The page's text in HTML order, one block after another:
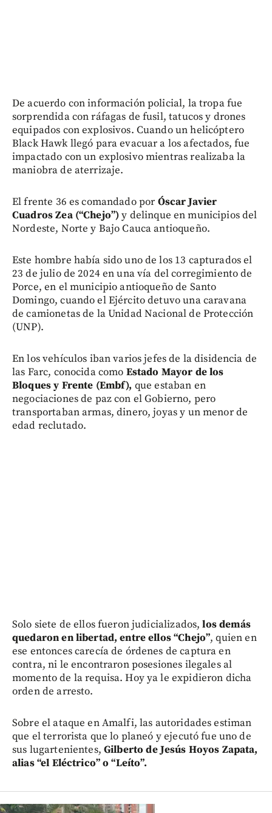
De acuerdo con información policial, la tropa fue
sorprendida con ráfagas de fusil, tatucos y drones
equipados con explosivos. Cuando un helicóptero
Black Hawk llegó para evacuar a los afectados, fue
impactado con un explosivo mientras realizaba la
maniobra de aterrizaje.
El frente 36 es comandado por Óscar Javier
Cuadros Zea (“Chejo”)y delinque en municipios del
Nordeste, Norte y Bajo Cauca antioqueño.
Este hombre había sido uno de los 13 capturados el
23 de julio de 2024 en una vía del corregimiento de
Porce, en el municipio antioqueño de Santo
Domingo, cuando el Ejército detuvo una caravana
de camionetas de la Unidad Nacional de Protección
(UNP).
En los vehículos iban varios jefes de la disidencia de
las Farc, conocida como Estado Mayor de los
Bloques y Frente (Embf), que estaban en
negociaciones de paz con el Gobierno, pero
transportaban armas, dinero, joyas y un menor de
edad reclutado.
Solo siete de ellos fueron judicializados, los demás
quedaron en libertad, entre ellos “Chejo”, quien en
ese entonces carecía de órdenes de captura en
contra, ni le encontraron posesiones ilegales al
momento de la requisa. Hoy ya le expidieron dicha
orden de arresto.
Sobre el ataque en Amalfi, las autoridades estiman
que el terrorista que lo planeó y ejecutó fue uno de
sus lugartenientes, Gilberto de Jesús Hoyos Zapata,
alias “el Eléctrico” o “Leíto”.